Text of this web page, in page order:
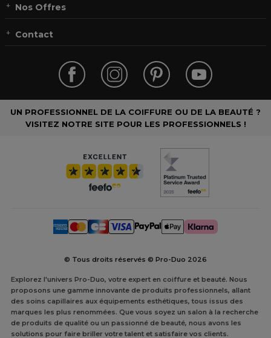
Nos Offres
Contact
UN PROFESSIONNEL DE LA COIFFURE OU DE LA BEAUTÉ ?
VISITEZ NOTRE SITE POUR LES PROFESSIONNELS !
© Tous droits réservés © Pro-Duo 2026
Explorez l'univers Pro-Duo, votre expert en coiffure et beauté. Nous
proposons une gamme innovante de produits professionnels, allant
des soins capillaires aux équipements esthétiques, tous issus des
marques les plus renommées. Que vous soyez un salon à la recherche
de produits de qualité ou un passionné de beauté, nous avons les
solutions pour faire briller votre talent et satisfaire vos clients.